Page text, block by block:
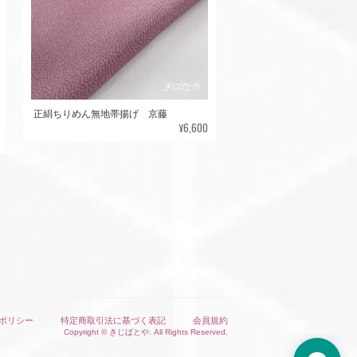
正絹ちりめん無地帯揚げ 京藤
¥6,600
リシー 特定商取引法に基づく表記 会員規約
Copyright © きじばとや. All Rights Reserved.